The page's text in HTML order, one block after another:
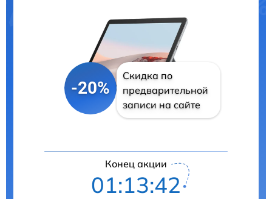
-20%
Скидка по
предварительной
записи на сайте
Конец акции
01:13:41